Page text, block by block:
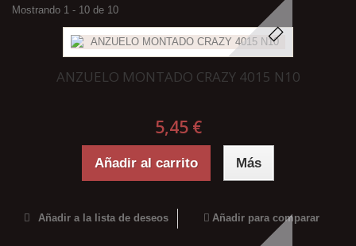
Mostrando 1 - 10 de 10
ANZUELO MONTADO CRAZY 4015 N10
5,45 €
Añadir al carrito Más
Añadir a la lista de deseos Añadir para comparar